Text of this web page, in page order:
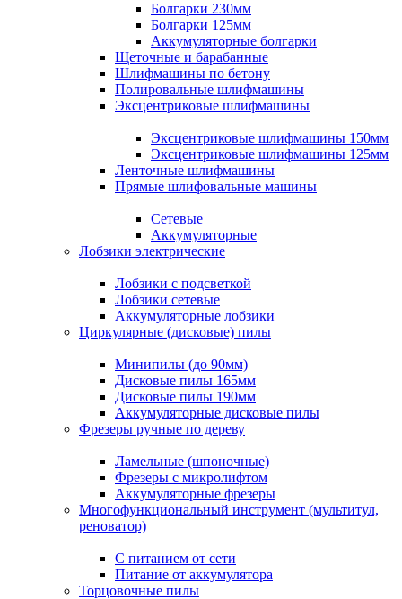
Болгарки 230мм
Болгарки 125мм
Аккумуляторные болгарки
Щеточные и барабанные
Шлифмашины по бетону
Полировальные шлифмашины
Эксцентриковые шлифмашины
Эксцентриковые шлифмашины 150мм
Эксцентриковые шлифмашины 125мм
Ленточные шлифмашины
Прямые шлифовальные машины
Сетевые
Аккумуляторные
Лобзики электрические
Лобзики с подсветкой
Лобзики сетевые
Аккумуляторные лобзики
Циркулярные (дисковые) пилы
Минипилы (до 90мм)
Дисковые пилы 165мм
Дисковые пилы 190мм
Аккумуляторные дисковые пилы
Фрезеры ручные по дереву
Ламельные (шпоночные)
Фрезеры с микролифтом
Аккумуляторные фрезеры
Многофункциональный инструмент (мультитул,
реноватор)
С питанием от сети
Питание от аккумулятора
Торцовочные пилы